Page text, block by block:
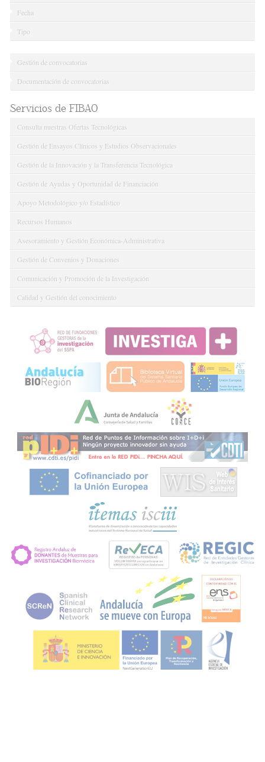
Fecha
Tipo
Gestión de convocatorias
Documentación de convocatorias
Servicios de FIBAO
Consulta nuestras Ofertas Tecnológicas
Gestión de Ensayos Clínicos y Estudios Observacionales
Gestión de la Innovación y la Transferencia Tecnológica
Gestión de Ayudas y Oportunidad de Financiación
Apoyo Metodológico y/o Estadístico
Recursos Humanos
Asesoramiento y Gestión Económica-Administrativa
Gestión de Convenios y Donaciones
Comunicación y Promoción de la Investigación
Calidad y Gestión del conocimiento